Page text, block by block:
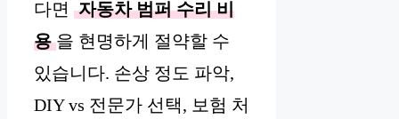
다면 자동차 범퍼 수리 비
용 을 현명하게 절약할 수
있습니다. 손상 정도 파악,
DIY vs 전문가 선택, 보험 처